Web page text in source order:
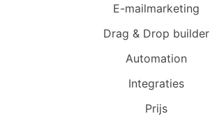
E-mailmarketing
Drag & Drop builder
Automation
Integraties
Prijs